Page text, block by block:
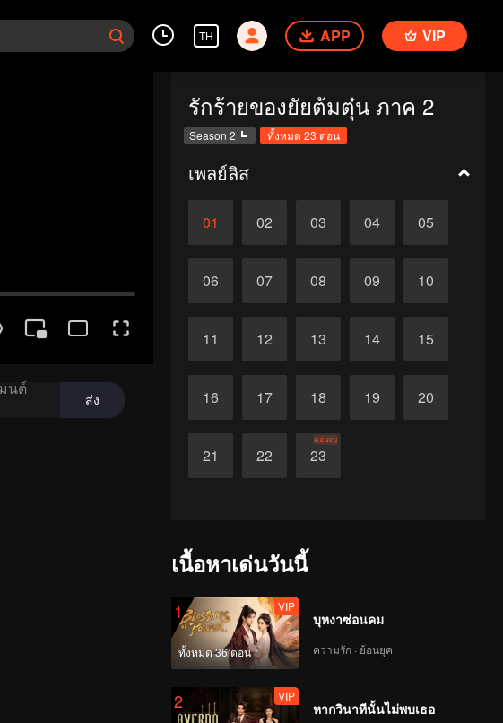
TH APP VIP
รักร้ายของยัยต้มตุ๋น ภาค 2
Season 2 ทั้งหมด 23 ตอน
เพลย์ลิส
01 02 03 04 05
06 07 08 09 10
11 12 13 14 15
16 17 18 19 20
21 22 23
ตอนจบ
เนื้อหาเด่นวันนี้
1
ทั้งหมด 36 ตอน
VIP
บุหงาซ่อนคม
ความรัก · ย้อนยุค
2 VIP
หากวินาทีนั้นไม่พบเธอ